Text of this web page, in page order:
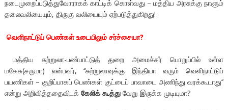
நடைமுறைப்படுத்துவோராகக் காட்டிக் கொள்வது – மத்திய அரசுக்கு நாளும்
தலைவலியையும், திருகு வலியையும் ஏற்படுத்துகிறது!
வெளிநாட்டுப் பெண்கள் உடையிலும் சர்ச்சையா?
மத்திய சுற்றுலா-பண்பாட்டுத் துறை அமைச்சர் பொறுப்பில் உள்ள
மகேசு(சருமா) என்பவர், ‘‘சுற்றுலாவுக்கு இந்தியா வரும் வெளிநாட்டுப்
பயணிகள் – குறிப்பாகப் பெண்கள் குட்டைப் பாவாடை அணிந்து வரக்கூடாது’’
என்று அறிவித்ததைவிடக் கேலிக் கூத்துவேறு இருக்க முடியுமா?